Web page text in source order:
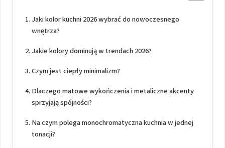
Jaki kolor kuchni 2026 wybrać do nowoczesnego
wnętrza?
Jakie kolory dominują w trendach 2026?
Czym jest ciepły minimalizm?
Dlaczego matowe wykończenia i metaliczne akcenty
sprzyjają spójności?
Na czym polega monochromatyczna kuchnia w jednej
tonacji?